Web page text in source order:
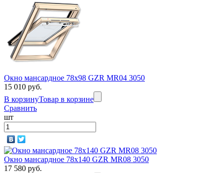
Окно мансардное 78x98 GZR MR04 3050
15 010 руб.
В корзинуТовар в корзине
Сравнить
шт
Окно мансардное 78x140 GZR MR08 3050
17 580 руб.